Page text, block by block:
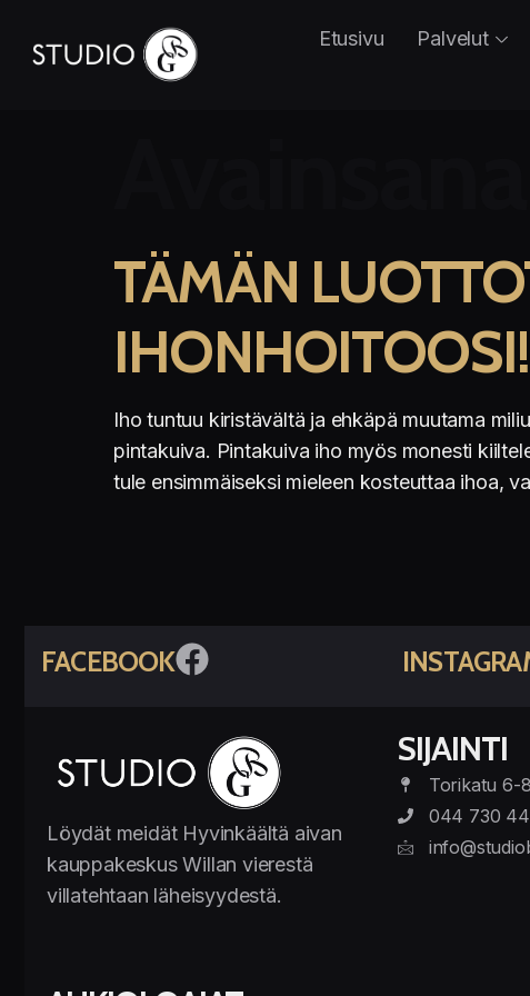
Etusivu Palvelut
TÄMÄN
IHONHOITOOSI!
Iho tuntuu kiristävältä ja ehkäpä muutama
pintakuiva. Pintakuiva iho myös monesti
tule ensimmäiseksi mieleen kosteuttaa ihoa,
FACEBOOK
Löydät meidät Hyvinkäältä aivan
kauppakeskus Willan vierestä
villatehtaan läheisyydestä.
SIJAINTI
Torikatu 6-
044 730